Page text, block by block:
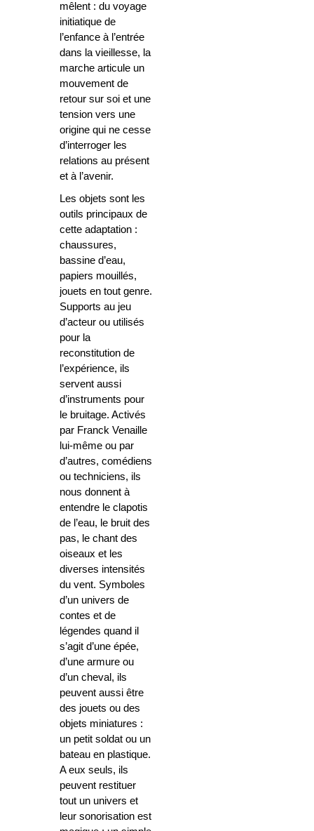
mêlent : du voyage
initiatique de
l’enfance à l’entrée
dans la vieillesse, la
marche articule un
mouvement de
retour sur soi et une
tension vers une
origine qui ne cesse
d’interroger les
relations au présent
et à l’avenir.
Les objets sont les
outils principaux de
cette adaptation :
chaussures,
bassine d’eau,
papiers mouillés,
jouets en tout genre.
Supports au jeu
d’acteur ou utilisés
pour la
reconstitution de
l’expérience, ils
servent aussi
d’instruments pour
le bruitage. Activés
par Franck Venaille
lui-même ou par
d’autres, comédiens
ou techniciens, ils
nous donnent à
entendre le clapotis
de l’eau, le bruit des
pas, le chant des
oiseaux et les
diverses intensités
du vent. Symboles
d’un univers de
contes et de
légendes quand il
s’agit d’une épée,
d’une armure ou
d’un cheval, ils
peuvent aussi être
des jouets ou des
objets miniatures :
un petit soldat ou un
bateau en plastique.
A eux seuls, ils
peuvent restituer
tout un univers et
leur sonorisation est